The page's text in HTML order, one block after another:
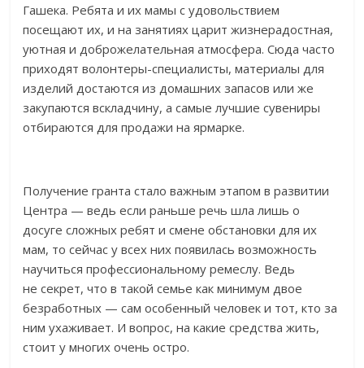
Гашека. Ребята и их мамы с удовольствием
посещают их, и на занятиях царит жизнерадостная,
уютная и доброжелательная атмосфера. Сюда часто
приходят волонтеры-специалисты, материалы для
изделий достаются из домашних запасов или же
закупаются вскладчину, а самые лучшие сувениры
отбираются для продажи на ярмарке.
Получение гранта стало важным этапом в развитии
Центра — ведь если раньше речь шла лишь о
досуге сложных ребят и смене обстановки для их
мам, то сейчас у всех них появилась возможность
научиться профессиональному ремеслу. Ведь
не секрет, что в такой семье как минимум двое
безработных — сам особенный человек и тот, кто за
ним ухаживает. И вопрос, на какие средства жить,
стоит у многих очень остро.